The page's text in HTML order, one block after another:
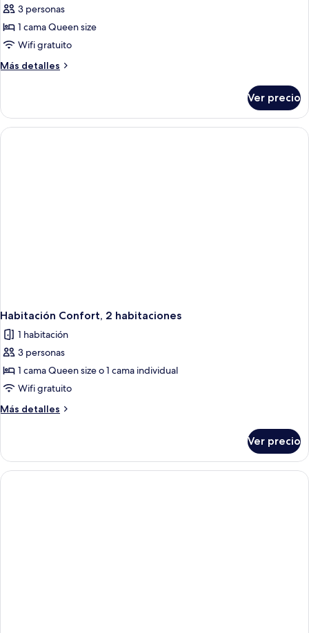
3 personas
1 cama Queen size
Wifi gratuito
Más detalles
Más
doble
Confort
Ver precio
Habitación Confort, 2 habitaciones
1 habitación
3 personas
1 cama Queen size o 1 cama individual
Wifi gratuito
Más detalles
Más
Confort,
habitaciones
Ver precio